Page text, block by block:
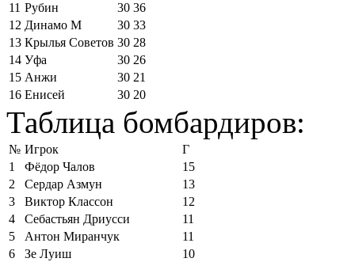
11 Рубин 30 36
12 Динамо М 30 33
13 Крылья Советов 30 28
14 Уфа 30 26
15 Анжи 30 21
16 Енисей 30 20
Таблица бомбардиров:
№ Игрок
Г
1
Фёдор Чалов
15
2
Сердар Азмун
13
3
Виктор Классон
12
4
Себастьян Дриусси
11
5
Антон Миранчук
11
6
Зе Луиш
10